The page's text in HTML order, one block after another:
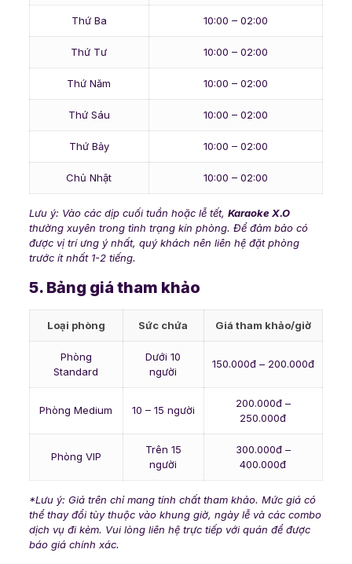
Thứ Ba 10:00 – 02:00
Thứ Tư 10:00 – 02:00
Thứ Năm 10:00 – 02:00
Thứ Sáu 10:00 – 02:00
Thứ Bảy 10:00 – 02:00
Chủ Nhật 10:00 – 02:00
Lưu ý: Vào các dịp cuối tuần hoặc lễ tết, Karaoke X.O
thường xuyên trong tình trạng kín phòng. Để đảm bảo có
được vị trí ưng ý nhất, quý khách nên liên hệ đặt phòng
trước ít nhất 1-2 tiếng.
5. Bảng giá tham khảo
Loại phòng Sức chứa Giá tham khảo/giờ
Phòng
Standard
Dưới 10
người
150.000đ – 200.000đ
Phòng Medium 10 – 15 người
200.000đ –
250.000đ
Phòng VIP
Trên 15
người
300.000đ –
400.000đ
*Lưu ý: Giá trên chỉ mang tính chất tham khảo. Mức giá có
thể thay đổi tùy thuộc vào khung giờ, ngày lễ và các combo
dịch vụ đi kèm. Vui lòng liên hệ trực tiếp với quán để được
báo giá chính xác.